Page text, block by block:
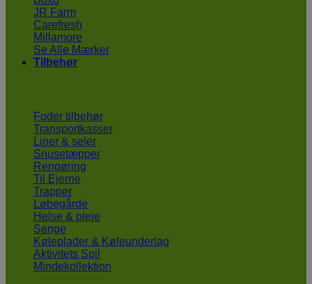
JR Farm
Carefresh
Millamore
Se Alle Mærker
Tilbehør
Foder tilbehør
Transportkasser
Liner & seler
Snusetæpper
Rengøring
Til Ejerne
Trapper
Løbegårde
Helse & pleje
Senge
Køleplader & Køleunderlag
Aktivitets Spil
Mindekollektion